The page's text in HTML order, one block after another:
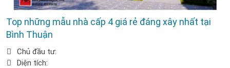
Top những mẫu nhà cấp 4 giá rẻ đáng xây nhất tại
Bình Thuận
Chủ đầu tư:
Diện tích: